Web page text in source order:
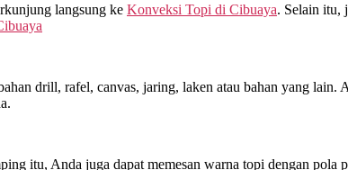
langsung ke Konveksi Topi di Cibuaya. Selain itu,
drill, rafel, canvas, jaring, laken atau bahan yang lain.
itu, Anda juga dapat memesan warna topi dengan pola